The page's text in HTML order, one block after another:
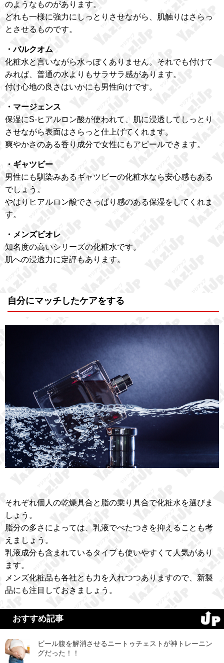
のようなものがあります。
どれも一様に強力にしっとりさせながら、肌触りはさらっ
とさせるものです。
・バルクオム
化粧水と言いながら水っぽくありません。それでも付けて
みれば、普通の水よりもサラサラ感があります。
付け心地の良さはいかにも男性向けです。
・マージェンス
保湿にS-ヒアルロン酸が使われて、肌に浸透してしっとり
させながら表面はさらっと仕上げてくれます。
爽やかさのある香り成分で女性にもアピールできます。
・ギャツビー
男性にも馴染みあるギャツビーの化粧水なら安心感もある
でしょう。
やはりヒアルロン酸でさっぱり感のある保湿をしてくれま
す。
・メンズビオレ
知名度の高いシリーズの化粧水です。
肌への浸透力に定評もあります。
自分にマッチしたケアをする
それぞれ個人の乾燥具合と脂の乗り具合で化粧水を選びま
しょう。
脂分の多さによっては、乳液でべたつきを抑えることも考
えましょう。
乳液成分も含まれているタイプも使いやすくて人気があり
ます。
メンズ化粧品も各社とも力を入れつつありますので、新製
品にも注目しておきましょう。
おすすめ記事
ビール腹を解消させるニートゥチェストが神トレーニン
グだった！！